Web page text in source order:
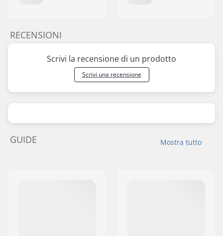
RECENSIONI
Scrivi la recensione di un prodotto
Scrivi una recensione
Mostra tutto
GUIDE